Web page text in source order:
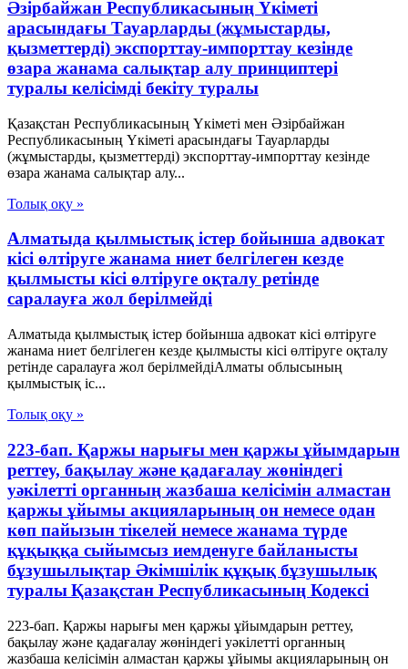
Әзiрбайжан Республикасының Үкiметi
арасындағы Тауарларды (жұмыстарды,
қызметтердi) экспорттау-импорттау кезiнде
өзара жанама салықтар алу принциптерi
туралы келiсiмдi бекiту туралы
Қазақстан Республикасының Үкiметi мен Әзiрбайжан
Республикасының Үкiметi арасындағы Тауарларды
(жұмыстарды, қызметтердi) экспорттау-импорттау кезiнде
өзара жанама салықтар алу...
Толық оқу »
Алматыда қылмыстық істер бойынша адвокат
кісі өлтіруге жанама ниет белгілеген кезде
қылмысты кісі өлтіруге оқталу ретінде
саралауға жол берілмейді
Алматыда қылмыстық істер бойынша адвокат кісі өлтіруге
жанама ниет белгілеген кезде қылмысты кісі өлтіруге оқталу
ретінде саралауға жол берілмейдіАлматы облысының
қылмыстық іс...
Толық оқу »
223-бап. Қаржы нарығы мен қаржы ұйымдарын
реттеу, бақылау және қадағалау жөніндегі
уәкілетті органның жазбаша келісімін алмастан
қаржы ұйымы акцияларының он немесе одан
көп пайызын тікелей немесе жанама түрде
құқыққа сыйымсыз иемденуге байланысты
бұзушылықтар Әкімшілік құқық бұзушылық
туралы Қазақстан Республикасының Кодексі
223-бап. Қаржы нарығы мен қаржы ұйымдарын реттеу,
бақылау және қадағалау жөніндегі уәкілетті органның
жазбаша келісімін алмастан қаржы ұйымы акцияларының он